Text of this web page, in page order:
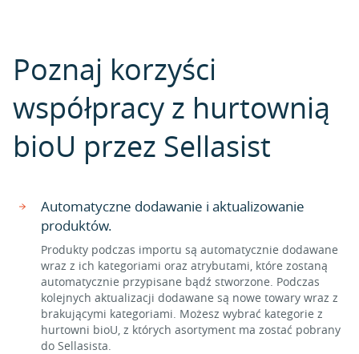
Poznaj korzyści
współpracy z hurtownią
bioU przez Sellasist
Automatyczne dodawanie i aktualizowanie
produktów.
Produkty podczas importu są automatycznie dodawane
wraz z ich kategoriami oraz atrybutami, które zostaną
automatycznie przypisane bądź stworzone. Podczas
kolejnych aktualizacji dodawane są nowe towary wraz z
brakującymi kategoriami. Możesz wybrać kategorie z
hurtowni bioU, z których asortyment ma zostać pobrany
do Sellasista.